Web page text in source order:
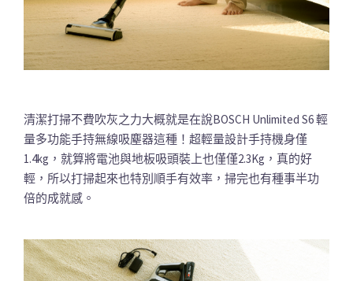
清潔打掃不費吹灰之力大概就是在說BOSCH Unlimited S6 輕
量多功能手持無線吸塵器這種！超輕量設計手持機身僅
1.4kg，就算將電池與地板吸頭裝上也僅僅2.3Kg，真的好
輕，所以打掃起來也特別順手有效率，掃完也有種事半功
倍的成就感。